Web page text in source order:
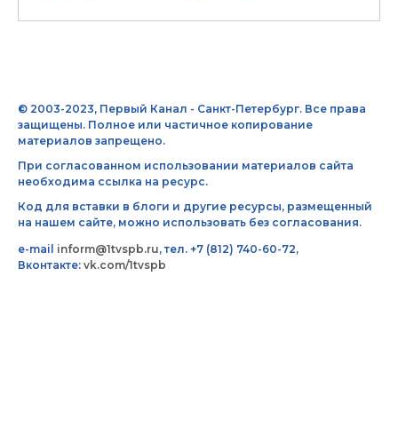
© 2003-2023, Первый Канал - Санкт-Петербург. Все права
защищены. Полное или частичное копирование
материалов запрещено.
При согласованном использовании материалов сайта
необходима ссылка на ресурс.
Код для вставки в блоги и другие ресурсы, размещенный
на нашем сайте, можно использовать без согласования.
e-mail inform@1tvspb.ru, тел. +7 (812) 740-60-72,
Вконтакте: vk.com/1tvspb